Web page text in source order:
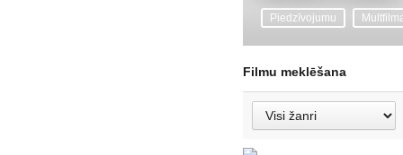
Piedzīvojumu
Filmu meklēšana